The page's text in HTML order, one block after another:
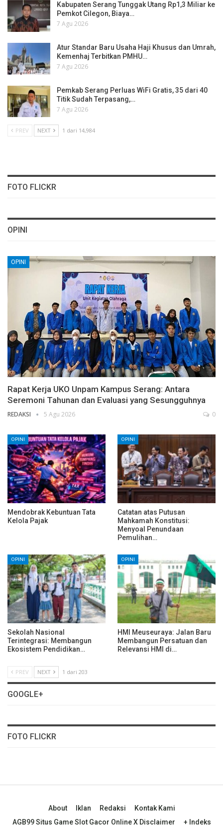
Kabupaten Serang Tunggak Utang Rp1,3 Miliar ke
Pemkot Cilegon, Biaya…
7 Agu 2026
Atur Standar Baru Usaha Haji Khusus dan Umrah,
Kemenhaj Terbitkan PMHU…
7 Agu 2026
Pemkab Serang Perluas WiFi Gratis, 35 dari 40
Titik Sudah Terpasang,…
7 Agu 2026
PREV NEXT 1 dari 14,984
FOTO FLICKR
OPINI
OPINI
Rapat Kerja UKO Unpam Kampus Serang: Antara
Seremoni Tahunan dan Evaluasi yang Sesungguhnya
REDAKSI 5 Agu 2026 0
OPINI
Mendobrak Kebuntuan Tata
Kelola Pajak
OPINI
Catatan atas Putusan
Mahkamah Konstitusi:
Menyoal Penundaan
Pemulihan…
OPINI
Sekolah Nasional
Terintegrasi: Membangun
Ekosistem Pendidikan…
OPINI
HMI Meuseuraya: Jalan Baru
Membangun Persatuan dan
Relevansi HMI di…
PREV NEXT 1 dari 203
GOOGLE+
FOTO FLICKR
About Iklan Redaksi
Kontak Kami
AGB99 Situs Game Slot Gacor Online X Disclaimer
+ Indeks